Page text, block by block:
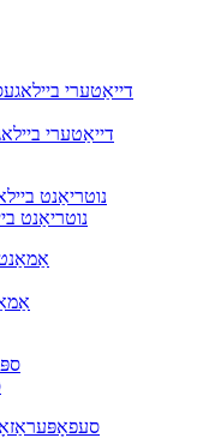
דייאַטערי
נוטריאַנט